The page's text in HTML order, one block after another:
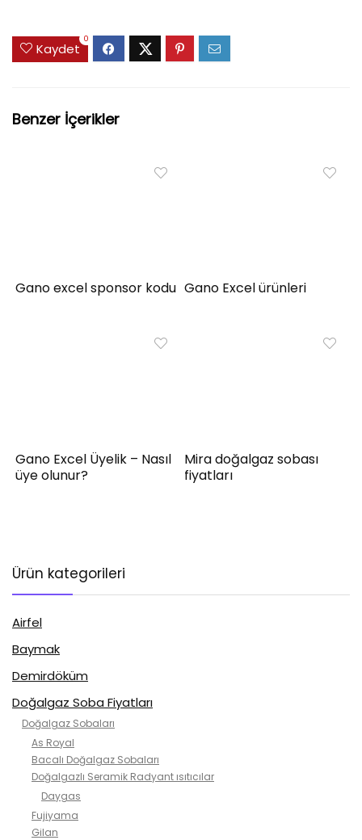
Kaydet
0
Benzer İçerikler
Gano excel sponsor kodu Gano Excel ürünleri
Gano Excel Üyelik – Nasıl
üye olunur?
Mira doğalgaz sobası
fiyatları
Ürün kategorileri
Airfel
Baymak
Demirdöküm
Doğalgaz Soba Fiyatları
Doğalgaz Sobaları
As Royal
Bacalı Doğalgaz Sobaları
Doğalgazlı Seramik Radyant ısıtıcılar
Daygas
Fujiyama
Gilan